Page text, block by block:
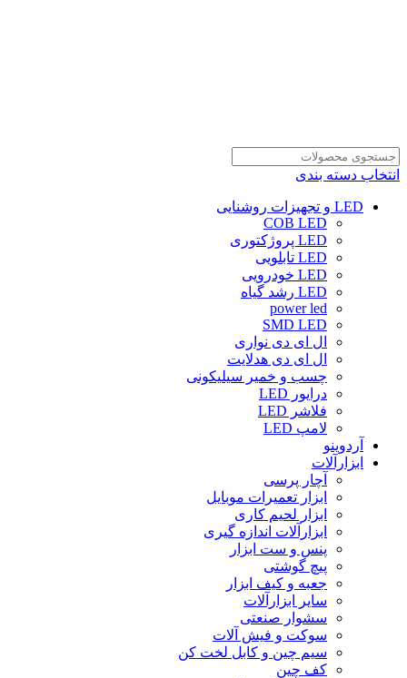
انتخاب دسته بندی
LED و تجهیزات روشنایی
COB LED
LED پروژکتوری
LED تابلویی
LED خودرویی
LED رشد گیاه
power led
SMD LED
ال ای دی نواری
ال ای دی هدلایت
چسب و خمیر سیلیکونی
درایور LED
فلاشر LED
لامپ LED
آردوینو
ابزارآلات
آچار پرسی
ابزار تعمیرات موبایل
ابزار لحیم کاری
ابزارآلات اندازه گیری
پنس و ست ابزار
پیچ گوشتی
جعبه و کیف ابزار
سایر ابزارآلات
سشوار صنعتی
سوکت و فیش آلات
سیم چین و کابل لخت کن
کف چین